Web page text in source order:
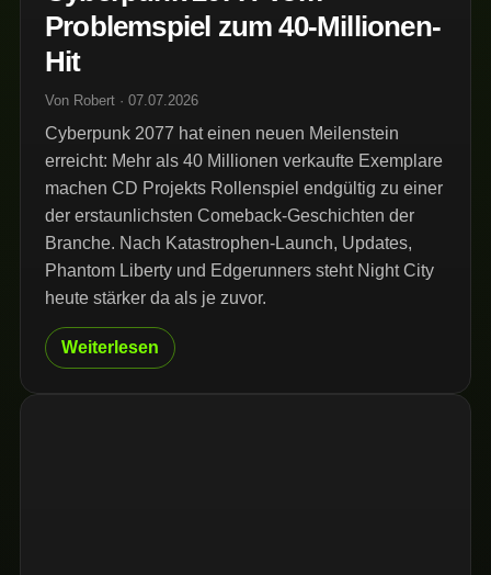
Problemspiel zum 40-Millionen-
Hit
Von Robert · 07.07.2026
Cyberpunk 2077 hat einen neuen Meilenstein
erreicht: Mehr als 40 Millionen verkaufte Exemplare
machen CD Projekts Rollenspiel endgültig zu einer
der erstaunlichsten Comeback-Geschichten der
Branche. Nach Katastrophen-Launch, Updates,
Phantom Liberty und Edgerunners steht Night City
heute stärker da als je zuvor.
Weiterlesen